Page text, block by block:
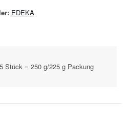
EDEKA
Stück = 250 g/225 g Packung